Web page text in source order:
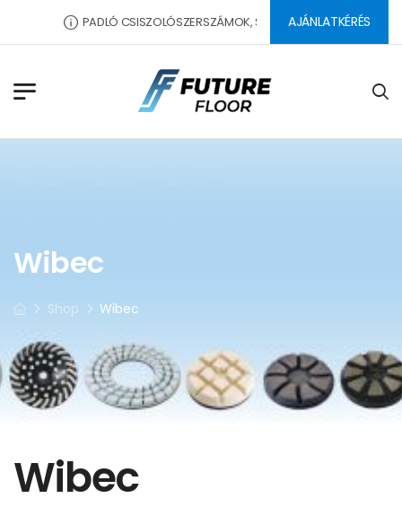
PADLÓ CSISZOLÓSZERSZÁMOK, SEGÉDANYAGOK,
AJÁNLATKÉRÉS
Wibec
Shop Wibec
Wibec